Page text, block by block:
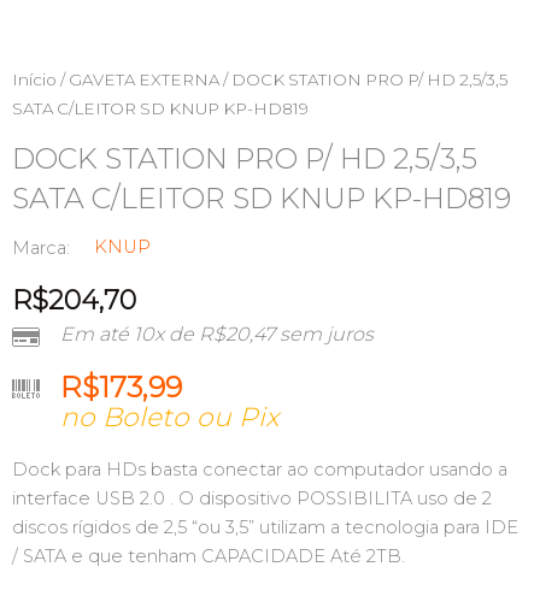
Início /GAVETA EXTERNA/ DOCK STATION PRO P/ HD 2,5/3,5
SATA C/LEITOR SD KNUP KP-HD819
DOCK STATION PRO P/ HD 2,5/3,5
SATA C/LEITOR SD KNUP KP-HD819
Marca: KNUP
R$204,70
Em até 10x de R$20,47sem juros
R$173,99
no Boleto ou Pix
Dock para HDs basta conectar ao computador usando a
interface USB 2.0 . O dispositivo POSSIBILITA uso de 2
discos rígidos de 2,5 “ou 3,5” utilizam a tecnologia para IDE
/ SATA e que tenham CAPACIDADE Até 2TB.